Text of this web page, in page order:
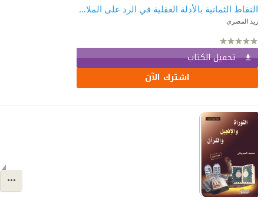
النقاط الثمانية بالأدلة العقلية في الرد على الملاحدة
زيد المصري
تحميل الكتاب
اشترك الآن